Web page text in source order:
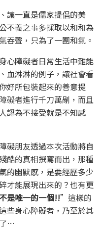
讓一直是儒家提倡的美
不義之事多採取以和和為
吞聲，只為了一團和氣。
心障礙者日常生活中難能
血淋淋的例子，讓社會看
好所包裝起來的善意提
礙者進行千刀萬剮，而且
認為不接受就是不知感
礙朋友透過本次活動將自
酷的真相撰寫而出，那種
的幽默感，是要經歷多少
才能展現出來的？也有更
是唯一的一個!!”這樣的
些身心障礙者，乃至於其
…